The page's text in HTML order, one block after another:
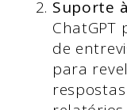
Suporte
ChatGPT
de
para